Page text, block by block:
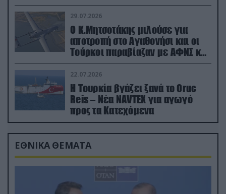
29.07.2026
Ο Κ.Μητσοτάκης μιλούσε για
αποτροπή στο Αγαθονήσι και οι
Τούρκοι παραβίαζαν με ΑΦΝΣ και
drone
22.07.2026
Η Τουρκία βγάζει ξανά το Oruc
Reis – Νέα NAVTEX για αγωγό
προς τα Κατεχόμενα
ΕΘΝΙΚΑ ΘΕΜΑΤΑ